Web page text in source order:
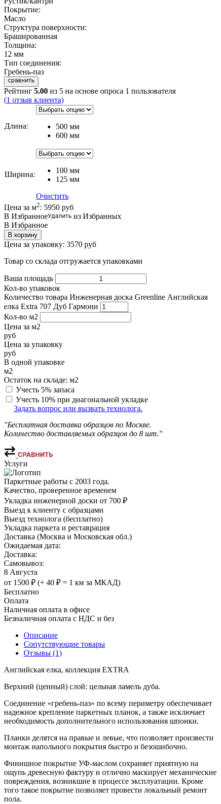
Покрытие:
Масло
Структура поверхности:
Брашированная
Толщина:
12 мм
Тип соединения:
Гребень-паз
Рейтинг 5.00 из 5 на основе опроса 1 пользователя
(1 отзыв клиента)
Длина:
500 мм
600 мм
Ширина:
100 мм
125 мм
Очистить
Цена за м2: 5950 руб
В Избранное
из Избранных
В Избранное
В корзину
Цена за упаковку: 3570 руб
Товар со склада отгружается упаковками
Ваша площадь
Кол-во упаковок
Количество товара Инженерная доска Greenline Английская
елка Extra 707 Дуб Гармони
Кол-во м2
Цена за м2
руб
Цена за упаковку
руб
В одной упаковке
м2
Остаток на складе: м2
Учесть 5% запаса
Учесть 10% при диагональной укладке
Задать вопрос или вызвать технолога.
"Бесплатная доставка образцов по Москве.
Количество доставляемых образцов до 8 шт."
Услуги
Паркетные работы с 2003 года.
Качество, проверенное временем
Укладка инженерной доски от 700 ₽
Выезд к клиенту с образцами
Выезд технолога (бесплатно)
Укладка паркета и реставрация
Доставка (Москва и Московская обл.)
Ожидаемая дата:
Доставка:
Самовывоз:
8 Августа
от 1500 ₽ (+ 40 ₽ = 1 км за МКАД)
Бесплатно
Оплата
Наличная оплата в офисе
Безналичная оплата с НДС и без
Описание
Сопутствующие товары
Отзывы (1)
Английская елка, коллекция EXTRA
Верхний (ценный) слой: цельная ламель дуба.
Cоединение «гребень-паз» по всему периметру обеспечивает
надежное крепление паркетных планок, а также исключает
необходимость дополнительного использования шпонки.
Планки делятся на правые и левые, что позволяет произвести
монтаж напольного покрытия быстро и безошибочно.
Финишное покрытие УФ-маслом сохраняет приятную на
ощупь древесную фактуру и отлично маскирует механические
повреждения, возникшие в процессе эксплуатации. Кроме
того такое покрытие позволяет провести локальный ремонт
пола.